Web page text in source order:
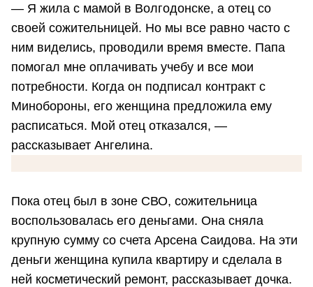
— Я жила с мамой в Волгодонске, а отец со
своей сожительницей. Но мы все равно часто с
ним виделись, проводили время вместе. Папа
помогал мне оплачивать учебу и все мои
потребности. Когда он подписал контракт с
Минобороны, его женщина предложила ему
расписаться. Мой отец отказался, —
рассказывает Ангелина.
Пока отец был в зоне СВО, сожительница
воспользовалась его деньгами. Она сняла
крупную сумму со счета Арсена Саидова. На эти
деньги женщина купила квартиру и сделала в
ней косметический ремонт, рассказывает дочка.